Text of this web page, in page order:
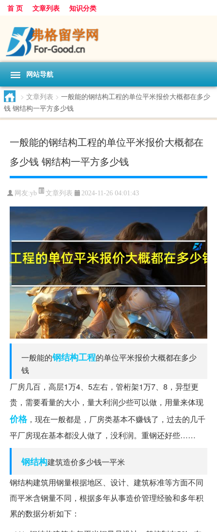
首 页 文章列表 知识分类
网站导航
> 文章列表 > 一般能的钢结构工程的单位平米报价大概都在多少
钱 钢结构一平方多少钱
一般能的钢结构工程的单位平米报价大概都在
多少钱 钢结构一平方多少钱
网友:yb 文章列表 2024-11-26 04:01:43
一般能的钢结构工程的单位平米报价大概都在多少
钱
厂房几百，高层1万4、5左右，管桁架1万7、8，异型更
贵，需要看量的大小，量大利润少些可以做，用量来体现
价格，现在一般都是，厂房类基本不赚钱了，过去的几千
平厂房现在基本都没人做了，没利润。重钢还好些……
钢结构建筑造价多少钱一平米
钢结构建筑用钢量根据地区、设计、建筑标准等方面不同
而平米含钢量不同，根据多年从事造价管理经验和多年积
累的数据分析如下：